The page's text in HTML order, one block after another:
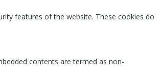
features of the website. These cookies do
contents are termed as non-